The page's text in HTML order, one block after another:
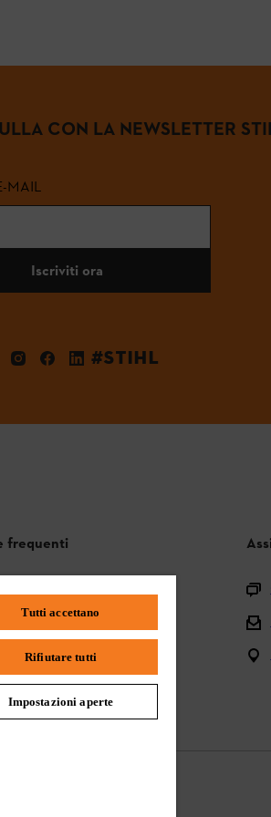
CON LA NEWSLETTER
MAIL
Iscriviti ora
#STIHL
frequenti
attrezzi elettrici
l'uso
Tutti accettano
Rifiutare tutti
Impostazioni aperte